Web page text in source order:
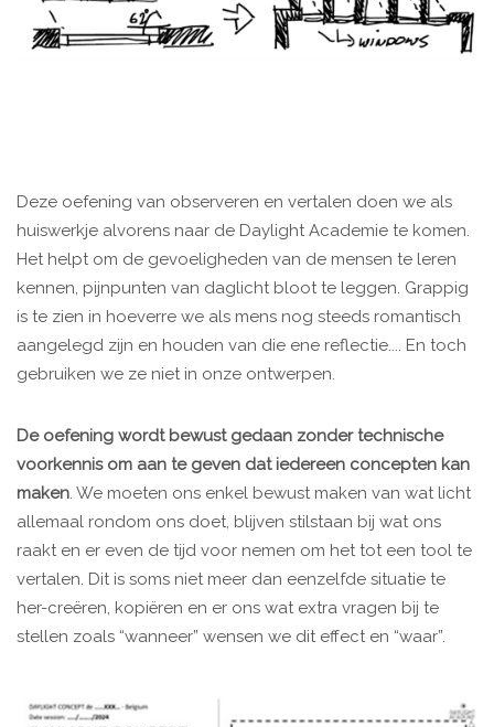
Deze oefening van observeren en vertalen doen we als
huiswerkje alvorens naar de Daylight Academie te komen.
Het helpt om de gevoeligheden van de mensen te leren
kennen, pijnpunten van daglicht bloot te leggen. Grappig
is te zien in hoeverre we als mens nog steeds romantisch
aangelegd zijn en houden van die ene reflectie.... En toch
gebruiken we ze niet in onze ontwerpen.
De oefening wordt bewust gedaan zonder technische
voorkennis om aan te geven dat iedereen concepten kan
maken. We moeten ons enkel bewust maken van wat licht
allemaal rondom ons doet, blijven stilstaan bij wat ons
raakt en er even de tijd voor nemen om het tot een tool te
vertalen. Dit is soms niet meer dan eenzelfde situatie te
her-creëren, kopiëren en er ons wat extra vragen bij te
stellen zoals “wanneer” wensen we dit effect en “waar”.